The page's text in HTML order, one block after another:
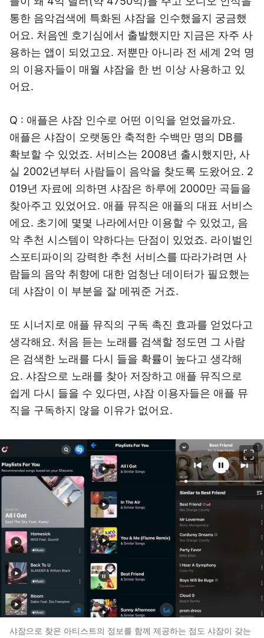
통한 음악검색에 특화된 샤잠을 인수했을지 궁금했
어요. 처음엔 호기심에서 출발했지만 지금은 자주 사
용하는 앱이 되었고요. 저뿐만 아니라 전 세계 2억 명
의 이용자들이 매월 샤잠을 한 번 이상 사용하고 있
어요.
Q : 애플은 샤잠 인수로 어떤 이익을 얻었을까요.
애플은 샤잠이 오랫동안 축적한 수백만 명의 DB를
확보할 수 있었죠. 서비스는 2008년 출시했지만, 사
실 2002년부터 사람들이 음악을 찾도록 도왔어요. 2
019년 자료에 의하면 샤잠은 하루에 2000만 곡들을
찾아주고 있었어요. 애플 뮤직은 애플의 대표 서비스
에요. 초기에 몇몇 나라에서만 이용할 수 있었고, 음
악 추천 시스템이 약하다는 단점이 있었죠. 라이벌인
스포티파이의 강력한 추천 서비스를 따라가려면 사
람들의 음악 취향에 대한 엄청난 데이터가 필요했는
데 샤잠이 이 부분을 잘 메꿔준 거죠.
또 시너지로 애플 뮤직의 구독 촉진 효과를 얻었다고
생각해요. 처음 듣는 노래를 검색할 정도면 그 사람
은 검색한 노래를 다시 들을 확률이 높다고 생각해
요. 샤잠으로 노래를 찾아 저장하고 애플 뮤직으로
쉽게 다시 들을 수 있다면, 샤잠 이용자들은 애플 뮤
직을 구독하지 않을 이유가 없어요.
샤잠으로 찾은 아티스트의 정보를 함께 제공하는 점도 샤잠이 갖는